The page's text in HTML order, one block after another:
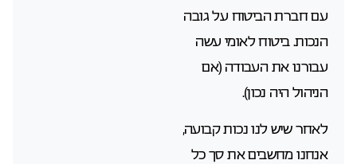
עם חברת הביטוח על גובה
הנכות. ביטוח לאומי עשה
עבורנו את העבודה (אם
הניהול היה נכון).
לאחר שיש לנו נכות קבועה,
אנחנו מחשבים את סך כל